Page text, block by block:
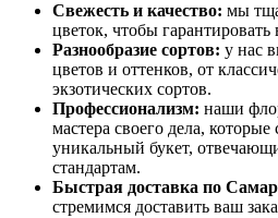
Свежесть и качество: мы
цветок, чтобы
Разнообразие сортов: у нас
цветов и оттенков, от
экзотических сортов.
Профессионализм: наши
мастера своего дела, которые
уникальный букет,
стандартам.
Быстрая доставка по
стремимся доставить ваш